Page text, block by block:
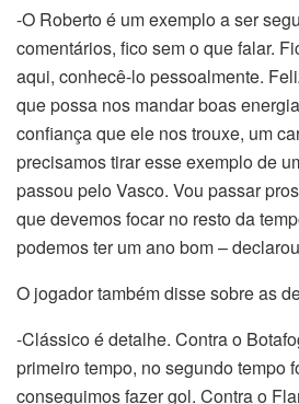
-O Roberto é um exemplo a ser
comentários, fico sem o que falar.
aqui, conhecê-lo pessoalmente.
que possa nos mandar boas
confiança que ele nos trouxe, um
precisamos tirar esse exemplo de
passou pelo Vasco. Vou passar
que devemos focar no resto da
podemos ter um ano bom –
O jogador também disse sobre as
-Clássico é detalhe. Contra o
primeiro tempo, no segundo tempo
conseguimos fazer gol. Contra o